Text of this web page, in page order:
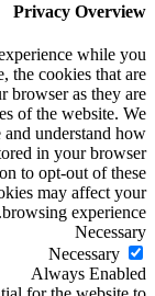
Privacy Overview
while you
the cookies that are
browser as they are
of the website. We
understand how
in your browser
to opt-out of these
may affect your
browsing experience.
Necessary
Necessary
Always Enabled